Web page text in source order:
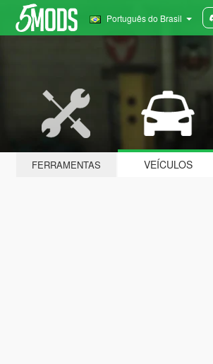
Português do Brasil
FERRAMENTAS VEÍCULOS